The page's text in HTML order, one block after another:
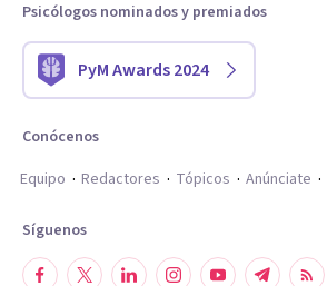
Psicólogos nominados y premiados
PyM Awards 2024
Conócenos
Equipo
Redactores Tópicos Anúnciate
Síguenos